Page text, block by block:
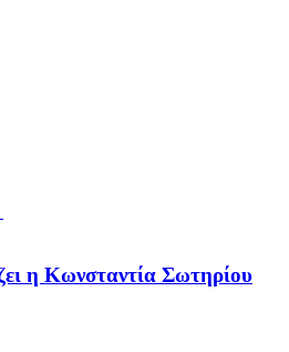
η Κωνσταντία Σωτηρίου